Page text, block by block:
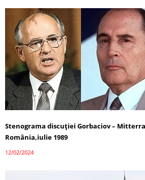
Stenograma discuției Gorbaciov –
România,iulie 1989
12/02/2024